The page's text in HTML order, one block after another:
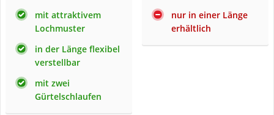
mit attraktivem
Lochmuster
in der Länge flexibel
verstellbar
mit zwei
Gürtelschlaufen
nur in einer Länge
erhältlich